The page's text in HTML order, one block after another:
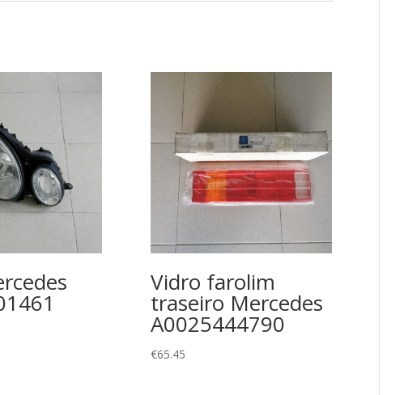
Vidro farolim
traseiro Mercedes
A0025444790
€65.45